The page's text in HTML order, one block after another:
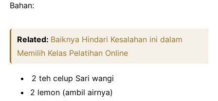
Bahan:
Related: Baiknya Hindari Kesalahan ini dalam
Memilih Kelas Pelatihan Online
2 teh celup Sari wangi
2 lemon (ambil airnya)